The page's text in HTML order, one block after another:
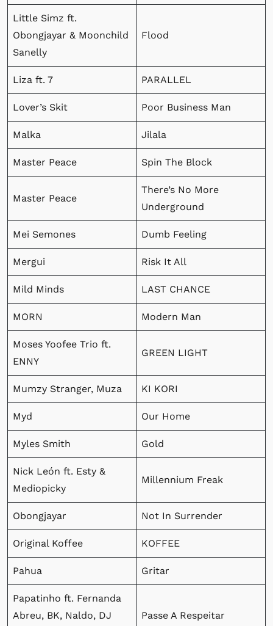
Little Simz ft.
Obongjayar & Moonchild
Sanelly
Flood
Liza ft. 7 PARALLEL
Lover’s Skit Poor Business Man
Malka Jilala
Master Peace Spin The Block
Master Peace
There’s No More
Underground
Mei Semones Dumb Feeling
Mergui Risk It All
Mild Minds LAST CHANCE
MORN Modern Man
Moses Yoofee Trio ft.
ENNY
GREEN LIGHT
Mumzy Stranger, Muza KI KORI
Myd Our Home
Myles Smith Gold
Nick León ft. Esty &
Mediopicky
Millennium Freak
Obongjayar Not In Surrender
Original Koffee KOFFEE
Pahua Gritar
Papatinho ft. Fernanda
Abreu, BK, Naldo, DJ
Passe A Respeitar